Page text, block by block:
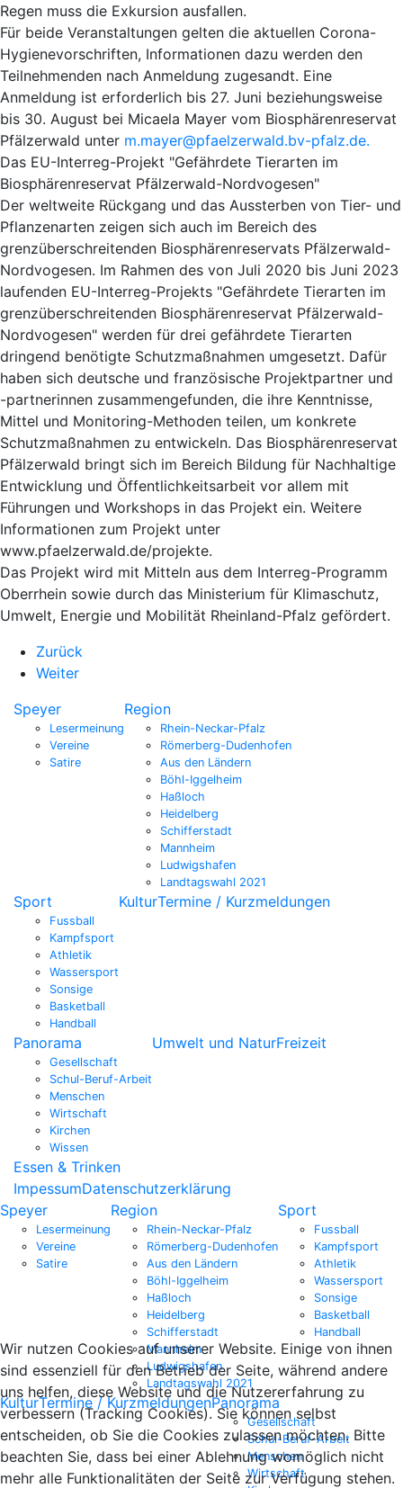
Regen muss die Exkursion ausfallen.
Für beide Veranstaltungen gelten die aktuellen Corona-
Hygienevorschriften, Informationen dazu werden den
Teilnehmenden nach Anmeldung zugesandt. Eine
Anmeldung ist erforderlich bis 27. Juni beziehungsweise
bis 30. August bei Micaela Mayer vom Biosphärenreservat
Pfälzerwald unter m.mayer@pfaelzerwald.bv-pfalz.de.
Das EU-Interreg-Projekt "Gefährdete Tierarten im
Biosphärenreservat Pfälzerwald-Nordvogesen"
Der weltweite Rückgang und das Aussterben von Tier- und
Pflanzenarten zeigen sich auch im Bereich des
grenzüberschreitenden Biosphärenreservats Pfälzerwald-
Nordvogesen. Im Rahmen des von Juli 2020 bis Juni 2023
laufenden EU-Interreg-Projekts "Gefährdete Tierarten im
grenzüberschreitenden Biosphärenreservat Pfälzerwald-
Nordvogesen" werden für drei gefährdete Tierarten
dringend benötigte Schutzmaßnahmen umgesetzt. Dafür
haben sich deutsche und französische Projektpartner und
-partnerinnen zusammengefunden, die ihre Kenntnisse,
Mittel und Monitoring-Methoden teilen, um konkrete
Schutzmaßnahmen zu entwickeln. Das Biosphärenreservat
Pfälzerwald bringt sich im Bereich Bildung für Nachhaltige
Entwicklung und Öffentlichkeitsarbeit vor allem mit
Führungen und Workshops in das Projekt ein. Weitere
Informationen zum Projekt unter
www.pfaelzerwald.de/projekte.
Das Projekt wird mit Mitteln aus dem Interreg-Programm
Oberrhein sowie durch das Ministerium für Klimaschutz,
Umwelt, Energie und Mobilität Rheinland-Pfalz gefördert.
Zurück
Weiter
Speyer
Lesermeinung
Vereine
Satire
Region
Rhein-Neckar-Pfalz
Römerberg-Dudenhofen
Aus den Ländern
Böhl-Iggelheim
Haßloch
Heidelberg
Schifferstadt
Mannheim
Ludwigshafen
Landtagswahl 2021
Sport
Fussball
Kampfsport
Athletik
Wassersport
Sonsige
Basketball
Handball
KulturTermine / Kurzmeldungen
Panorama
Gesellschaft
Schul-Beruf-Arbeit
Menschen
Wirtschaft
Kirchen
Wissen
Umwelt und NaturFreizeit
Essen & Trinken
ImpessumDatenschutzerklärung
Speyer
Lesermeinung
Vereine
Satire
Region
Rhein-Neckar-Pfalz
Römerberg-Dudenhofen
Aus den Ländern
Böhl-Iggelheim
Haßloch
Heidelberg
Schifferstadt
Mannheim
Ludwigshafen
Landtagswahl 2021
Sport
Fussball
Kampfsport
Athletik
Wassersport
Sonsige
Basketball
Handball
KulturTermine / KurzmeldungenPanorama
Gesellschaft
Schul-Beruf-Arbeit
Menschen
Wirtschaft
Wir nutzen Cookies auf unserer Website. Einige von ihnen
sind essenziell für den Betrieb der Seite, während andere
uns helfen, diese Website und die Nutzererfahrung zu
verbessern (Tracking Cookies). Sie können selbst
entscheiden, ob Sie die Cookies zulassen möchten. Bitte
beachten Sie, dass bei einer Ablehnung womöglich nicht
mehr alle Funktionalitäten der Seite zur Verfügung stehen.